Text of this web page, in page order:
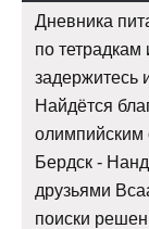
Дневника
по
задержитесь
Найдётся
олимпийским
Бердск -
друзьями
поиски